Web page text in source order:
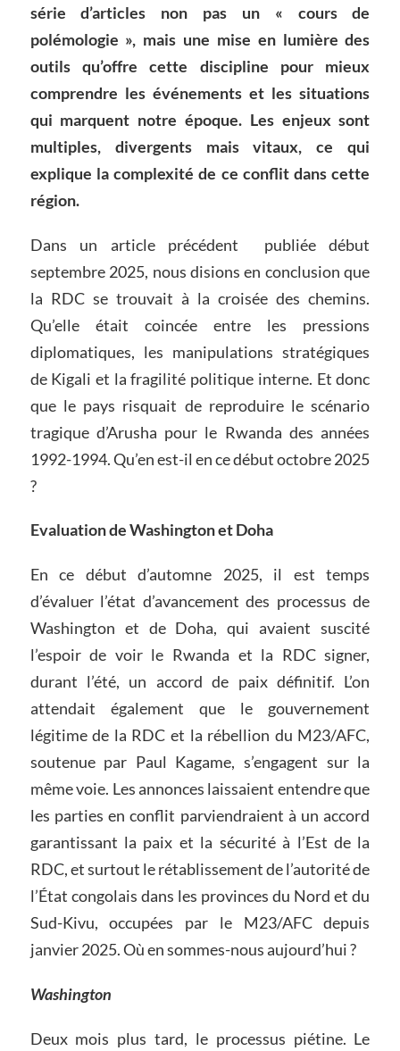
série d’articles non pas un « cours de
polémologie », mais une mise en lumière des
outils qu’offre cette discipline pour mieux
comprendre les événements et les situations
qui marquent notre époque. Les enjeux sont
multiples, divergents mais vitaux, ce qui
explique la complexité de ce conflit dans cette
région.
Dans un article précédent publiée début
septembre 2025, nous disions en conclusion que
la RDC se trouvait à la croisée des chemins.
Qu’elle était coincée entre les pressions
diplomatiques, les manipulations stratégiques
de Kigali et la fragilité politique interne. Et donc
que le pays risquait de reproduire le scénario
tragique d’Arusha pour le Rwanda des années
1992-1994. Qu’en est-il en ce début octobre 2025
?
Evaluation de Washington et Doha
En ce début d’automne 2025, il est temps
d’évaluer l’état d’avancement des processus de
Washington et de Doha, qui avaient suscité
l’espoir de voir le Rwanda et la RDC signer,
durant l’été, un accord de paix définitif. L’on
attendait également que le gouvernement
légitime de la RDC et la rébellion du M23/AFC,
soutenue par Paul Kagame, s’engagent sur la
même voie. Les annonces laissaient entendre que
les parties en conflit parviendraient à un accord
garantissant la paix et la sécurité à l’Est de la
RDC, et surtout le rétablissement de l’autorité de
l’État congolais dans les provinces du Nord et du
Sud-Kivu, occupées par le M23/AFC depuis
janvier 2025. Où en sommes-nous aujourd’hui ?
Washington
Deux mois plus tard, le processus piétine. Le